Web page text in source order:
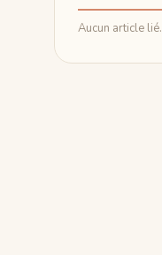
Aucun article lié.